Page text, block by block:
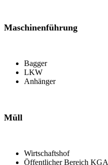
Maschinenführung
Bagger
LKW
Anhänger
Müll
Wirtschaftshof
Öffentlicher Bereich KGA